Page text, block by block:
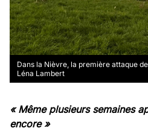
Dans la Nièvre, la première attaque
Léna Lambert
« Même plusieurs semaines
encore »